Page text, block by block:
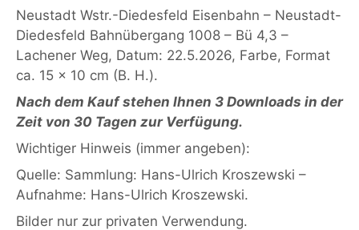
Neustadt Wstr.-Diedesfeld Eisenbahn – Neustadt-
Diedesfeld Bahnübergang 1008 – Bü 4,3 –
Lachener Weg, Datum: 22.5.2026, Farbe, Format
ca. 15 x 10 cm (B. H.).
Nach dem Kauf stehen Ihnen 3 Downloads in der
Zeit von 30 Tagen zur Verfügung.
Wichtiger Hinweis (immer angeben):
Quelle: Sammlung: Hans-Ulrich Kroszewski –
Aufnahme: Hans-Ulrich Kroszewski.
Bilder nur zur privaten Verwendung.